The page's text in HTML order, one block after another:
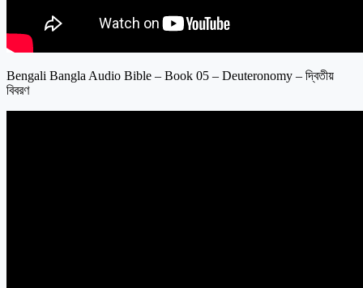
Bengali Bangla Audio Bible – Book 05 – Deuteronomy – দ্বিতীয়
বিবরণ